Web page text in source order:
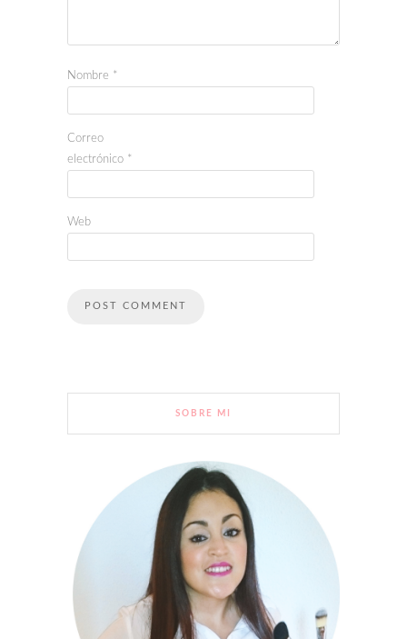
Nombre *
Correo
electrónico *
Web
SOBRE MI